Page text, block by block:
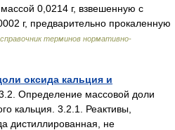
0,0214 г, взвешенную с
г, предварительно прокаленную
терминов нормативно-
оксида кальция и
Определение массовой доли
кальция. 3.2.1. Реактивы,
дистиллированная, не